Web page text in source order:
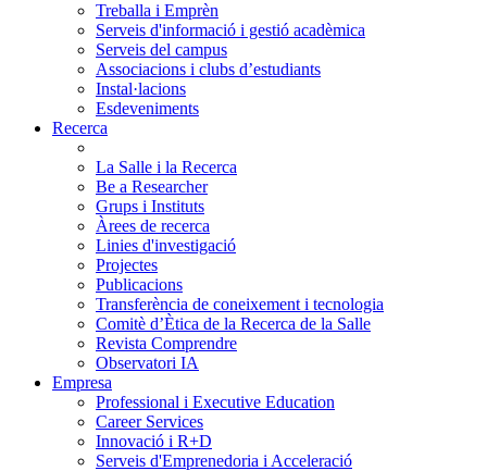
Treballa i Emprèn
Serveis d'informació i gestió acadèmica
Serveis del campus
Associacions i clubs d’estudiants
Instal·lacions
Esdeveniments
Recerca
La Salle i la Recerca
Be a Researcher
Grups i Instituts
Àrees de recerca
Linies d'investigació
Projectes
Publicacions
Transferència de coneixement i tecnologia
Comitè d’Ètica de la Recerca de la Salle
Revista Comprendre
Observatori IA
Empresa
Professional i Executive Education
Career Services
Innovació i R+D
Serveis d'Emprenedoria i Acceleració